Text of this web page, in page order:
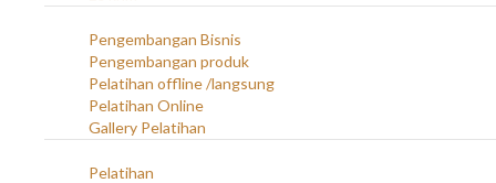
Pengembangan Bisnis
Pengembangan produk
Pelatihan offline /langsung
Pelatihan Online
Gallery Pelatihan
Pelatihan